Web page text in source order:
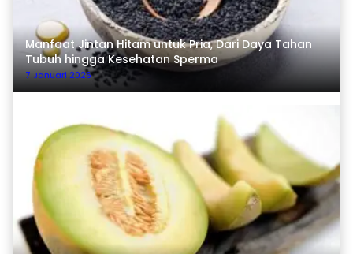
Manfaat Jintan Hitam untuk Pria, Dari Daya Tahan
Tubuh hingga Kesehatan Sperma
7 Januari 2026